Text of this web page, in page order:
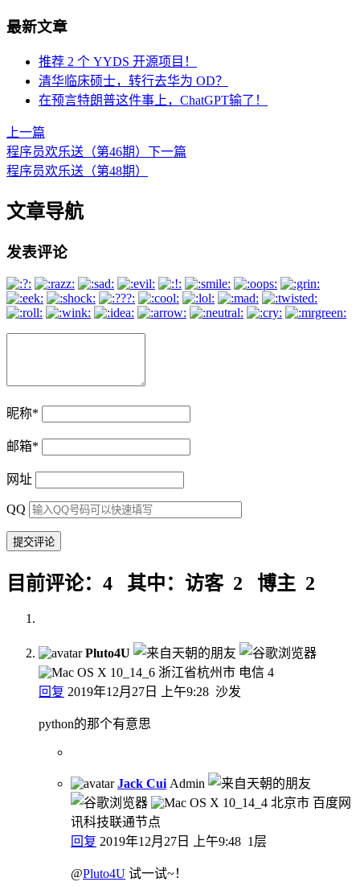
最新文章
推荐 2 个 YYDS 开源项目！
清华临床硕士，转行去华为 OD？
在预言特朗普这件事上，ChatGPT输了！
上一篇
程序员欢乐送（第46期）
下一篇
程序员欢乐送（第48期）
文章导航
发表评论
昵称*
邮箱*
网址
QQ
目前评论：4 其中：访客 2 博主 2
Pluto4U
浙江省杭州市 电信 4
回复 2019年12月27日 上午9:28 沙发
python的那个有意思
Jack Cui Admin
北京市 百度网
讯科技联通节点
回复 2019年12月27日 上午9:48 1层
@Pluto4U 试一试~！